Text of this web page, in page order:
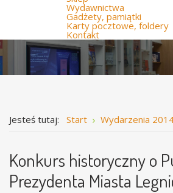
Wydawnictwa
Gadżety, pamiątki
Karty pocztowe, foldery
Kontakt
Jesteś tutaj: Start Wydarzenia
Konkurs historyczny o
Prezydenta Miasta